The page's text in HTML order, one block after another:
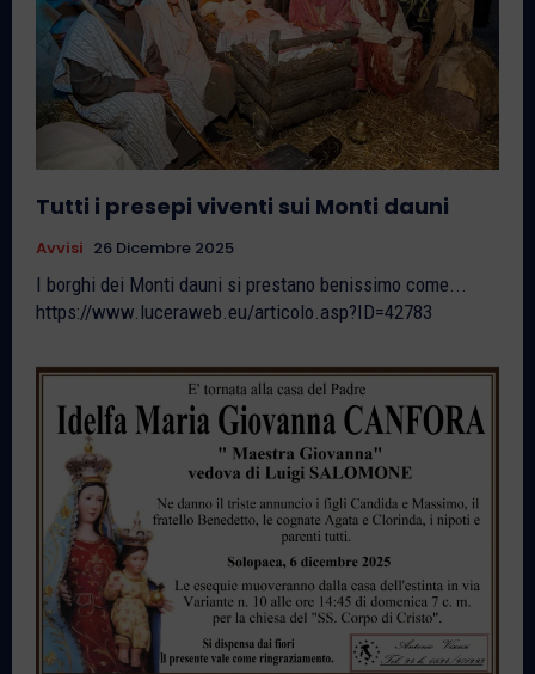
Tutti i presepi viventi sui Monti dauni
Avvisi 26 Dicembre 2025
I borghi dei Monti dauni si prestano benissimo come...
https://www.luceraweb.eu/articolo.asp?ID=42783